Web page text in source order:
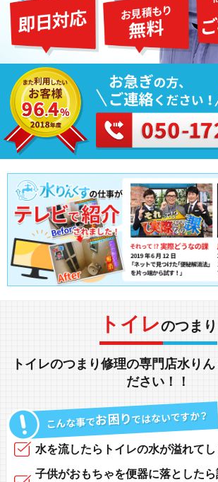
トイレのつまり
トイレのつまり修理の専門店水りん
ださい！！
水を流したらトイレの水が溢れて
子供がおもちゃを便器に落としたら